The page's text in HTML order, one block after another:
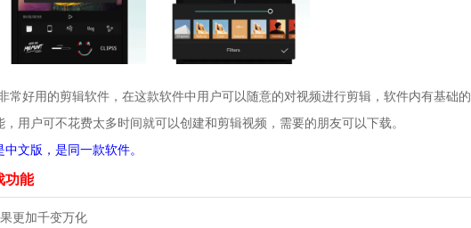
常好用的剪辑软件，在这款软件中用户可以随意的对视频进行剪辑，软件内有基础的
用户可不花费太多时间就可以创建和剪辑视频，需要的朋友可以下载。
文版，是同一款软件。
功能
更加千变万化